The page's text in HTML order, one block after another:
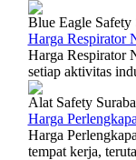
Blue Eagle Safety
Harga Respirator
Harga Respirator
setiap aktivitas
Alat Safety
Harga
Harga
tempat kerja,